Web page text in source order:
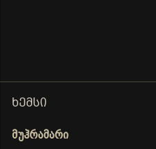
ᲮᲔᲛᲡᲘ
მუჰრამარი